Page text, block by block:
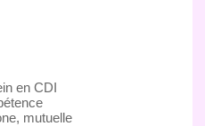
en CDI
mutuelle